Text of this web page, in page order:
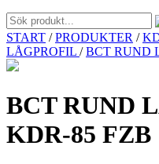
Skip
to
content
START /PRODUKTER /
LÅGPROFIL /BCT RUND
BCT RUND
KDR-85 FZB